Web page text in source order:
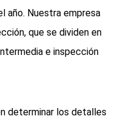
año. Nuestra empresa
que se dividen en
e inspección
determinar los detalles